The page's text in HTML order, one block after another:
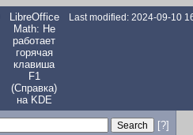
LibreOffice
Math: Не
работает
горячая
клавиша
F1
(Справка)
на KDE
Last modified: 2024-09-10
[?]